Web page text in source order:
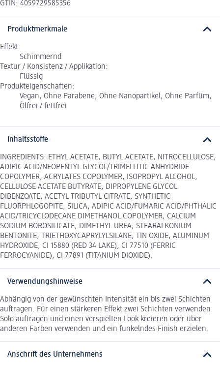
GTIN: 4059729585356
Produktmerkmale
Effekt:
Schimmernd
Textur / Konsistenz / Applikation:
Flüssig
Produkteigenschaften:
Vegan, Ohne Parabene, Ohne Nanopartikel, Ohne Parfüm,
Ölfrei / fettfrei
Inhaltsstoffe
INGREDIENTS: ETHYL ACETATE, BUTYL ACETATE, NITROCELLULOSE,
ADIPIC ACID/NEOPENTYL GLYCOL/TRIMELLITIC ANHYDRIDE
COPOLYMER, ACRYLATES COPOLYMER, ISOPROPYL ALCOHOL,
CELLULOSE ACETATE BUTYRATE, DIPROPYLENE GLYCOL
DIBENZOATE, ACETYL TRIBUTYL CITRATE, SYNTHETIC
FLUORPHLOGOPITE, SILICA, ADIPIC ACID/FUMARIC ACID/PHTHALIC
ACID/TRICYCLODECANE DIMETHANOL COPOLYMER, CALCIUM
SODIUM BOROSILICATE, DIMETHYL UREA, STEARALKONIUM
BENTONITE, TRIETHOXYCAPRYLYLSILANE, TIN OXIDE, ALUMINUM
HYDROXIDE, CI 15880 (RED 34 LAKE), CI 77510 (FERRIC
FERROCYANIDE), CI 77891 (TITANIUM DIOXIDE).
Verwendungshinweise
Abhängig von der gewünschten Intensität ein bis zwei Schichten
auftragen. Für einen stärkeren Effekt zwei Schichten verwenden.
Solo auftragen und einen verspielten Look kreieren oder über
anderen Farben verwenden und ein funkelndes Finish erzielen.
Anschrift des Unternehmens